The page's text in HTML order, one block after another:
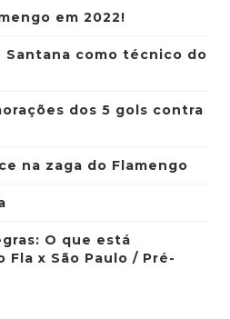
em 2022!
Santana como técnico do
dos 5 gols contra
na zaga do Flamengo
O que está
x São Paulo / Pré-